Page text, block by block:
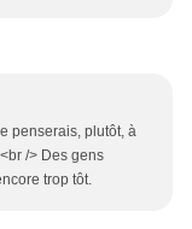
penserais, plutôt, à
/> Des gens
trop tôt.